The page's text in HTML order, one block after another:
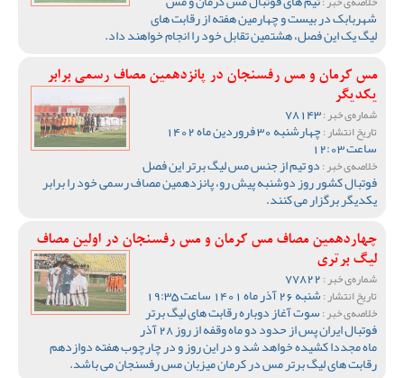
شهربابک در بیست و چهارمین هفته از رقابت های
لیگ یک این فصل، هشتمین تقابل خود را انجام خواهند داد.
مس کرمان و مس رفسنجان در پانزدهمین مصاف رسمی برابر
یکدیگر
شماره‌ی خبر :
تاریخ انتشار : چهارشنبه 30 فروردین ماه 1402
ساعت 12:03
خلاصه‌ی خبر :دو تیم از جنس مس لیگ برتر این فصل
فوتبال کشور روز دوشنبه پیش رو، پانزدهمین مصاف رسمی خود را برابر
یکدیگر برگزار می کنند.
چهاردهمین مصاف مس کرمان و مس رفسنجان در اولین مصاف
لیگ برتری
شماره‌ی خبر :
تاریخ انتشار :شنبه 26 آذر ماه 1401 ساعت 19:35
خلاصه‌ی خبر :سوت آغاز دوباره رقابت های لیگ برتر
فوتبال ایران پس از حدود دو ماه وقفه از روز 28 آذر
ماه مجددا کشیده خواهد شد و در این روز و در چارچوب هفته دوازدهم
رقابت های لیگ برتر مس در کرمان میزبان مس رفسنجان می باشد.